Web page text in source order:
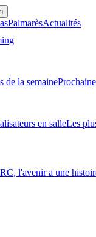
PalmarèsActualités
de la semaine
en salleLes
l'avenir a une